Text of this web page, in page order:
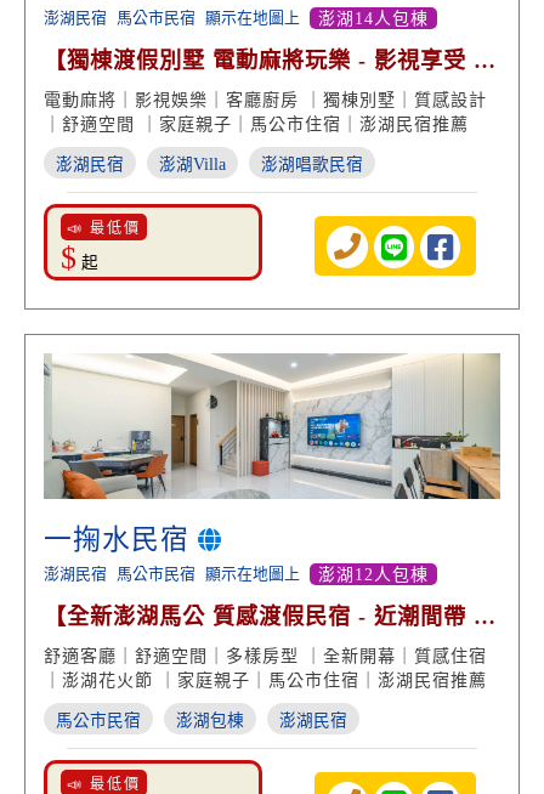
澎湖民宿 馬公市民宿 顯示在地圖上 澎湖14人包棟
【獨棟渡假別墅 電動麻將玩樂 - 影視享受 質
感住宿】
電動麻將｜影視娛樂｜客廳廚房 ｜獨棟別墅｜質感設計
｜舒適空間 ｜家庭親子｜馬公市住宿｜澎湖民宿推薦
澎湖民宿 澎湖Villa 澎湖唱歌民宿
📣 最低價
$ 起
一掬水民宿
澎湖民宿 馬公市民宿 顯示在地圖上 澎湖12人包棟
【全新澎湖馬公 質感渡假民宿 - 近潮間帶 精
緻住宿房型】
舒適客廳｜舒適空間｜多樣房型 ｜全新開幕｜質感住宿
｜澎湖花火節 ｜家庭親子｜馬公市住宿｜澎湖民宿推薦
馬公市民宿 澎湖包棟 澎湖民宿
📣 最低價